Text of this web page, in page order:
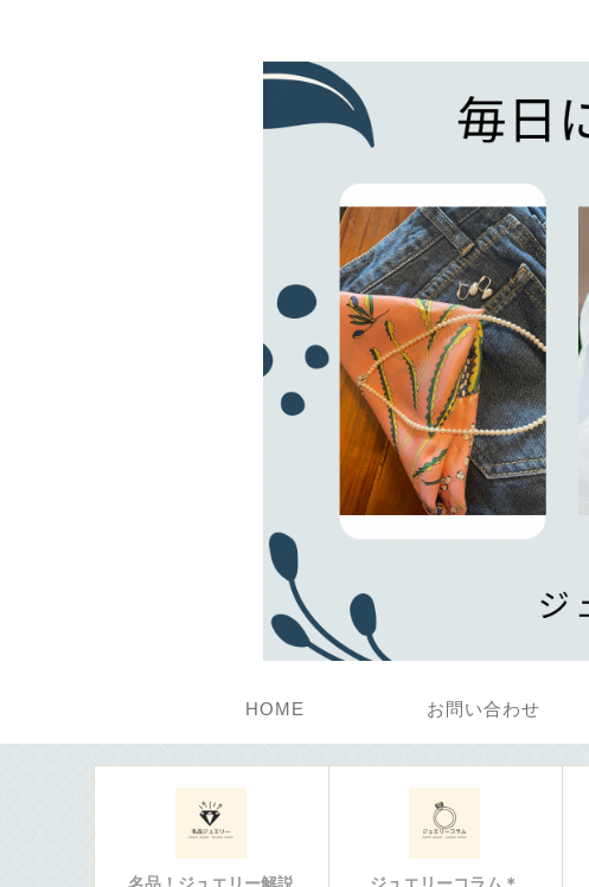
HOME お問い合わせ